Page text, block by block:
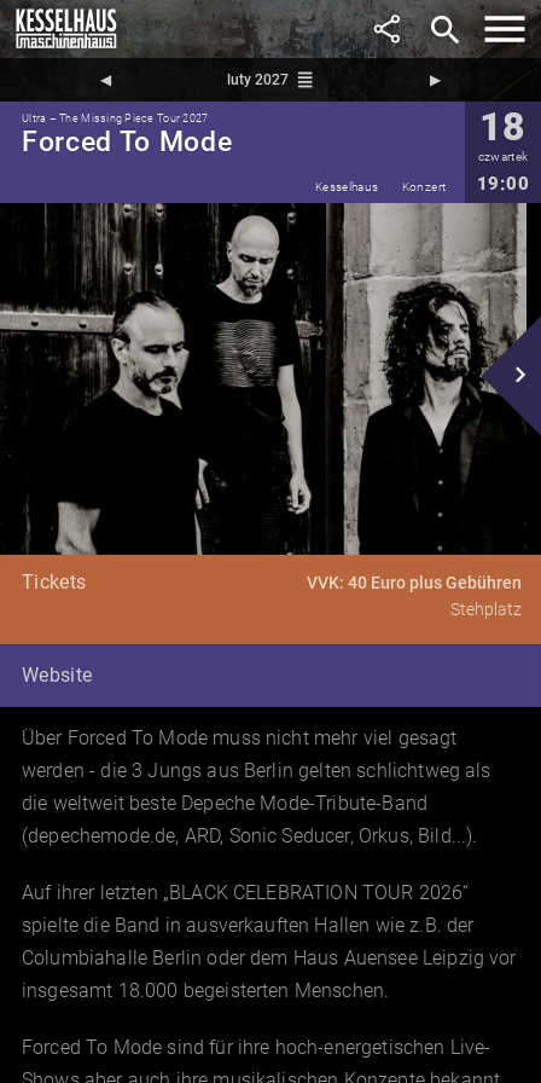
search
◀︎ luty 2027 reorder ▶︎
Ultra – The Missing Piece Tour 2027
Forced To Mode 18
czwartek
19:00
Kesselhaus Konzert
navigate_next
Tickets
VVK: 40 Euro plus Gebühren
Stehplatz
Website
Über Forced To Mode muss nicht mehr viel gesagt
werden - die 3 Jungs aus Berlin gelten schlichtweg als
die weltweit beste Depeche Mode-Tribute-Band
(depechemode.de, ARD, Sonic Seducer, Orkus, Bild...).
Auf ihrer letzten „BLACK CELEBRATION TOUR 2026“
spielte die Band in ausverkauften Hallen wie z.B. der
Columbiahalle Berlin oder dem Haus Auensee Leipzig vor
insgesamt 18.000 begeisterten Menschen.
Forced To Mode sind für ihre hoch-energetischen Live-